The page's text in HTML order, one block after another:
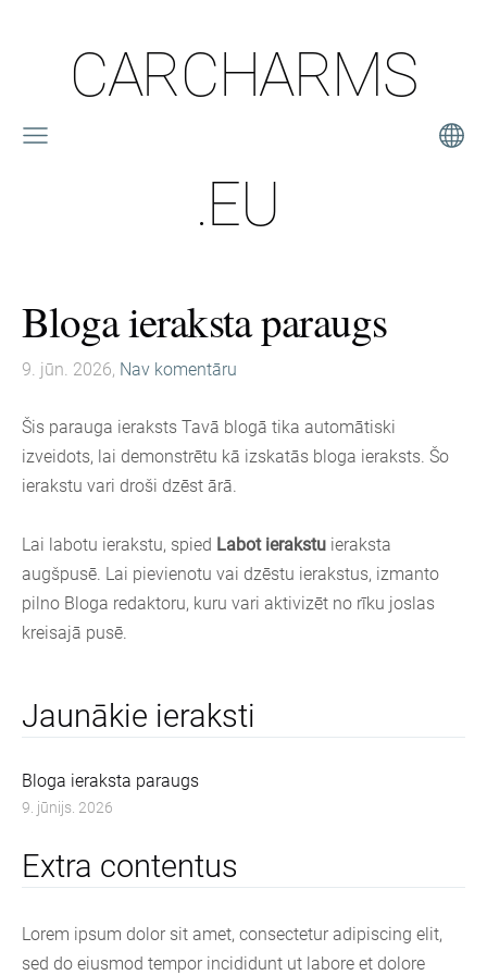
CARCHARMS
.EU
Jaunākie ieraksti
Bloga ieraksta paraugs
9. jūnijs. 2026
Extra contentus
Lorem ipsum dolor sit amet, consectetur adipiscing elit,
sed do eiusmod tempor incididunt ut labore et dolore
Bloga ieraksta paraugs
9. jūn. 2026, Nav komentāru
Šis parauga ieraksts Tavā blogā tika automātiski
izveidots, lai demonstrētu kā izskatās bloga ieraksts. Šo
ierakstu vari droši dzēst ārā.
Lai labotu ierakstu, spied Labot ierakstu ieraksta
augšpusē. Lai pievienotu vai dzēstu ierakstus, izmanto
pilno Bloga redaktoru, kuru vari aktivizēt no rīku joslas
kreisajā pusē.